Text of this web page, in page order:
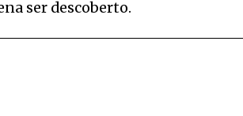
ser descoberto.